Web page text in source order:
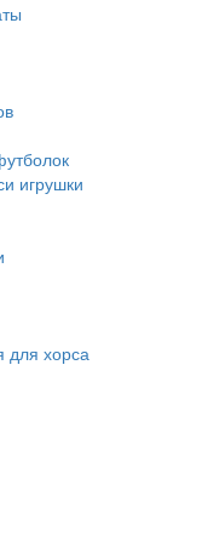
игрушки
для хорса